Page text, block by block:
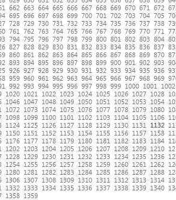
662 663 664 665 666 667 668 669 670 671 672
695 696 697 698 699 700 701 702 703 704 705
728 729 730 731 732 733 734 735 736 737 738
761 762 763 764 765 766 767 768 769 770 771
794 795 796 797 798 799 800 801 802 803 804
827 828 829 830 831 832 833 834 835 836 837
860 861 862 863 864 865 866 867 868 869 870
893 894 895 896 897 898 899 900 901 902 903
926 927 928 929 930 931 932 933 934 935 936
959 960 961 962 963 964 965 966 967 968 969
992 993 994 995 996 997 998 999 1000 1001 1002
1020 1021 1022 1023 1024 1025 1026 1027 1028
1046 1047 1048 1049 1050 1051 1052 1053 1054
1072 1073 1074 1075 1076 1077 1078 1079 1080
1098 1099 1100 1101 1102 1103 1104 1105 1106
1124 1125 1126 1127 1128 1129 1130 1131 1132
1150 1151 1152 1153 1154 1155 1156 1157 1158
1176 1177 1178 1179 1180 1181 1182 1183 1184
1202 1203 1204 1205 1206 1207 1208 1209 1210
1228 1229 1230 1231 1232 1233 1234 1235 1236
1254 1255 1256 1257 1258 1259 1260 1261 1262
1280 1281 1282 1283 1284 1285 1286 1287 1288
1306 1307 1308 1309 1310 1311 1312 1313 1314
1332 1333 1334 1335 1336 1337 1338 1339 1340
1358 1359